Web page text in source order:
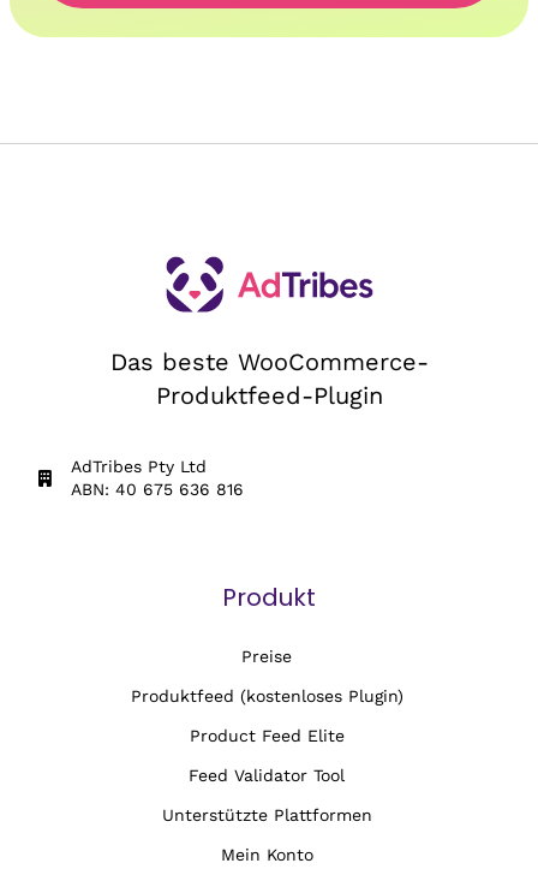
Das beste WooCommerce-
Produktfeed-Plugin
AdTribes Pty Ltd
ABN: 40 675 636 816
Produkt
Preise
Produktfeed (kostenloses Plugin)
Product Feed Elite
Feed Validator Tool
Unterstützte Plattformen
Mein Konto